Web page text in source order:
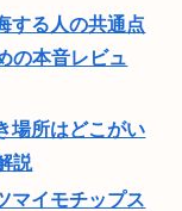
する人の共通点
の本音レビュ
場所はどこがい
説
マイモチップス